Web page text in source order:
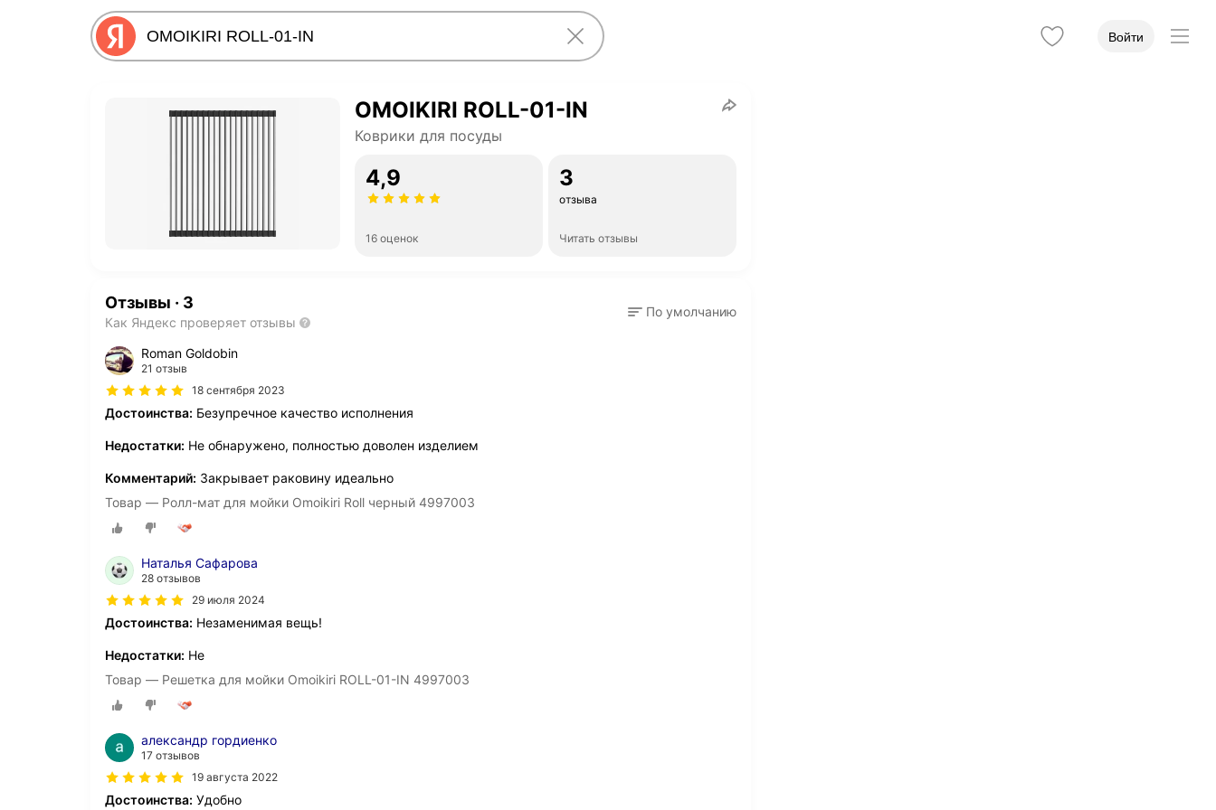
Войти
OMOIKIRI ROLL-01-IN
Коврики для посуды
4,9
16 оценок
3
отзыва
Читать отзывы
Отзывы · 3
Как Яндекс проверяет отзывы
По умолчанию
Roman Goldobin
21 отзыв
18 сентября 2023
Достоинства: Безупречное качество исполнения
Недостатки: Не обнаружено, полностью доволен изделием
Комментарий: Закрывает раковину идеально
Товар — Ролл-мат для мойки Omoikiri Roll черный 4997003
Наталья Сафарова
28 отзывов
29 июля 2024
Достоинства: Незаменимая вещь!
Недостатки: Не
Товар — Решетка для мойки Omoikiri ROLL-01-IN 4997003
александр гордиенко
17 отзывов
19 августа 2022
Достоинства: Удобно